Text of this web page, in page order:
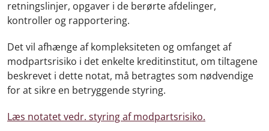
retningslinjer, opgaver i de berørte afdelinger,
kontroller og rapportering.
Det vil afhænge af kompleksiteten og omfanget af
modpartsrisiko i det enkelte kreditinstitut, om tiltagene
beskrevet i dette notat, må betragtes som nødvendige
for at sikre en betryggende styring.
Læs notatet vedr. styring af modpartsrisiko.